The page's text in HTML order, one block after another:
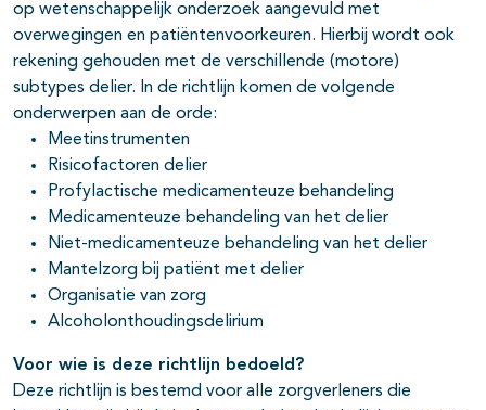
op wetenschappelijk onderzoek aangevuld met
overwegingen en patiëntenvoorkeuren. Hierbij wordt ook
rekening gehouden met de verschillende (motore)
subtypes delier. In de richtlijn komen de volgende
onderwerpen aan de orde:
Meetinstrumenten
Risicofactoren delier
Profylactische medicamenteuze behandeling
Medicamenteuze behandeling van het delier
Niet-medicamenteuze behandeling van het delier
Mantelzorg bij patiënt met delier
Organisatie van zorg
Alcoholonthoudingsdelirium
Voor wie is deze richtlijn bedoeld?
Deze richtlijn is bestemd voor alle zorgverleners die